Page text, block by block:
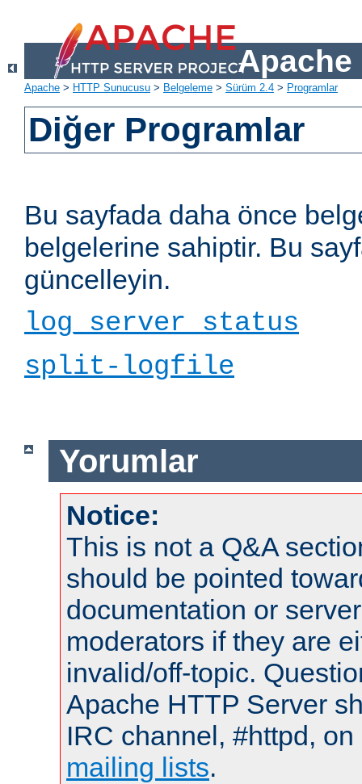
Apache
Apache > HTTP Sunucusu > Belgeleme > Sürüm 2.4 > Programlar
Diğer Programlar
Bu sayfada daha önce
belgelerine sahiptir. Bu
güncelleyin.
log_server_status
split-logfile
Yorumlar
Notice:
This is not a Q&A
should be pointed
documentation or
moderators if they are
invalid/off-topic.
Apache HTTP Server
IRC channel, #httpd,
mailing lists.